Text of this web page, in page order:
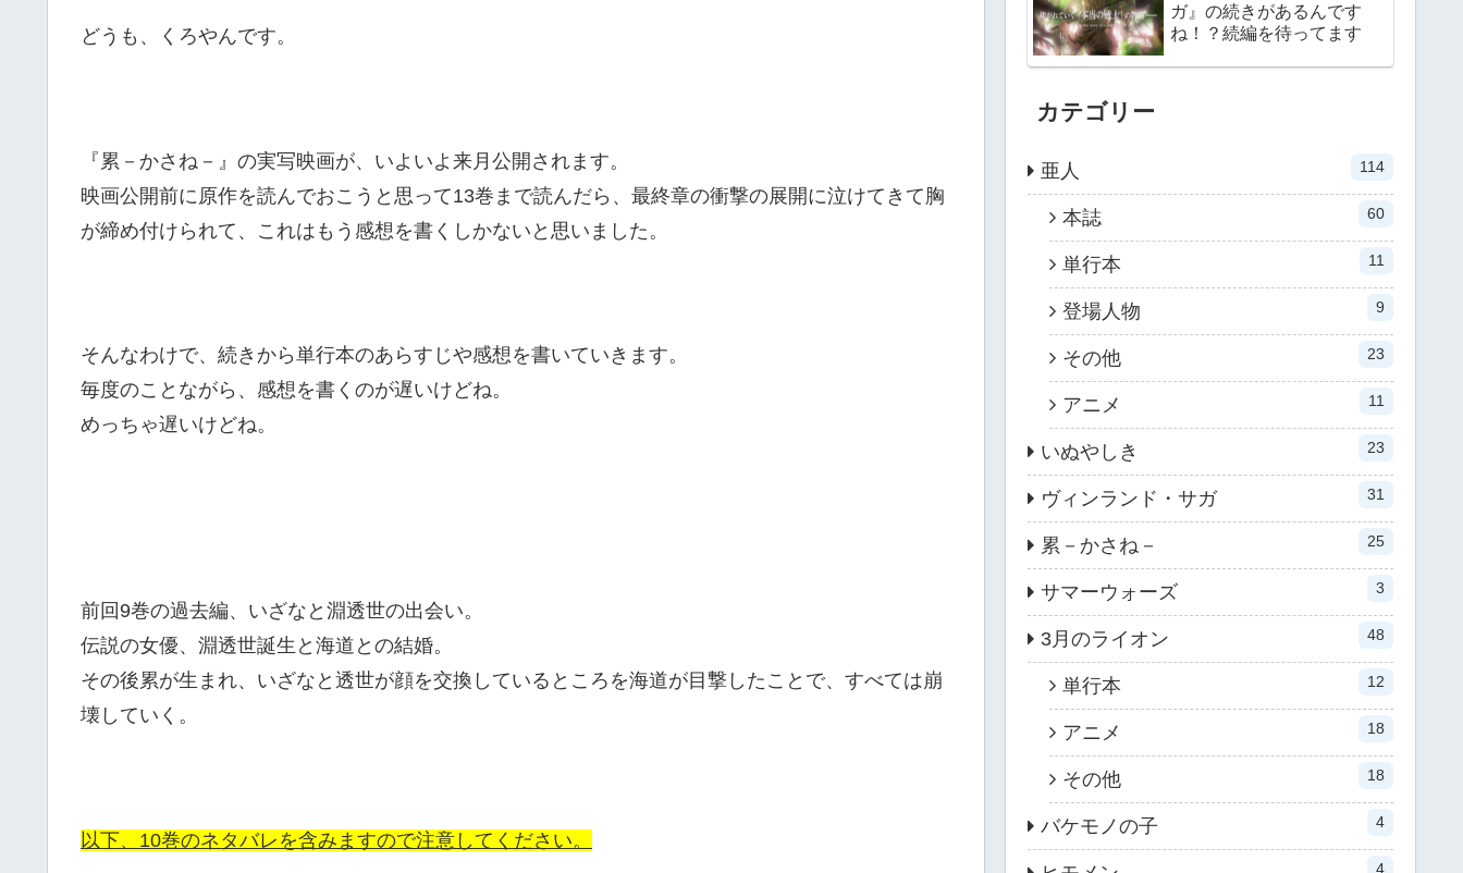
どうも、くろやんです。
『累－かさね－』の実写映画が、いよいよ来月公開されます。
映画公開前に原作を読んでおこうと思って13巻まで読んだら、最終章の衝撃の展開に泣けてきて胸
が締め付けられて、これはもう感想を書くしかないと思いました。
そんなわけで、続きから単行本のあらすじや感想を書いていきます。
毎度のことながら、感想を書くのが遅いけどね。
めっちゃ遅いけどね。
前回9巻の過去編、いざなと淵透世の出会い。
伝説の女優、淵透世誕生と海道との結婚。
その後累が生まれ、いざなと透世が顔を交換しているところを海道が目撃したことで、すべては崩
壊していく。
以下、10巻のネタバレを含みますので注意してください。
ガ』の続きがあるんです
ね！？続編を待ってます
カテゴリー
亜人 114
本誌 60
単行本 11
登場人物 9
その他 23
アニメ 11
いぬやしき 23
ヴィンランド・サガ 31
累－かさね－ 25
サマーウォーズ 3
3月のライオン 48
単行本 12
アニメ 18
その他 18
バケモノの子 4
4